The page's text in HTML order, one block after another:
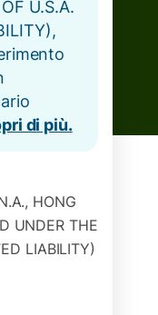
U.S.A.
di più.
HONG
UNDER THE
LIABILITY)